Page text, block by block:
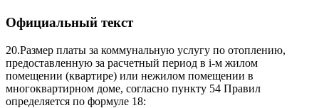
Официальный текст
20.Размер платы за коммунальную услугу по отоплению,
предоставленную за расчетный период в i-м жилом
помещении (квартире) или нежилом помещении в
многоквартирном доме, согласно пункту 54 Правил
определяется по формуле 18: